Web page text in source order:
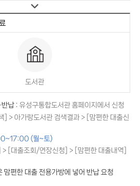
도서관
반납 : 유성구통합도서관 홈페이지에서 신청
] > 아가랑도서관 검색결과 > [맘편한 대출신
(월~토)
> [대출조회/연장신청] > [맘편한 대출내역]
맘편한 대출 전용가방에 넣어 반납 요청